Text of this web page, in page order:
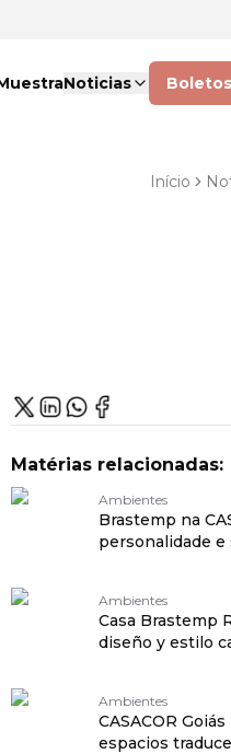
Noticias Boletos
Início
Matérias relacionadas:
Ambientes
Brastemp na
personalidade e
Ambientes
Casa Brastemp
diseño y estilo
Ambientes
CASACOR
espacios